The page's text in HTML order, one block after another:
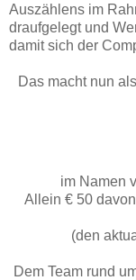
Auszählens im
draufgelegt und
damit sich der
Das macht nun
im Namen
Allein € 50
(den
Dem Team rund